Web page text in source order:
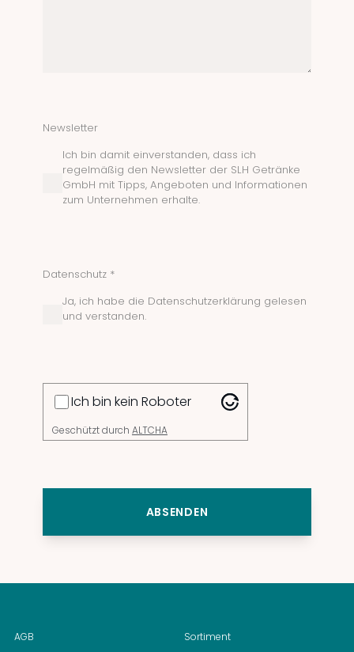
Newsletter
Ich bin damit einverstanden, dass ich
regelmäßig den Newsletter der SLH Getränke
GmbH mit Tipps, Angeboten und Informationen
zum Unternehmen erhalte.
Datenschutz *
Ja, ich habe die Datenschutzerklärung gelesen
und verstanden.
Ich bin kein Roboter
Geschützt durch ALTCHA
ABSENDEN
AGB Sortiment